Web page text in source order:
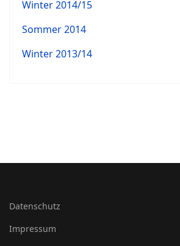
Winter 2014/15
Sommer 2014
Winter 2013/14
Datenschutz
Impressum